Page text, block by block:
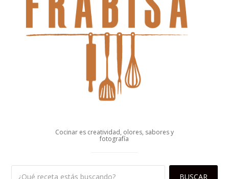
Cocinar es creatividad, olores, sabores y
fotografía